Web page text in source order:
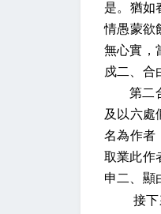
是。猶如
情愚蒙欲
無心實，
戍二、合
第二
及以六處
名為作者
取業此作
申二、顯
接